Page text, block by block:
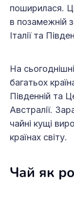
поширилася.
в позамежній
Італії та
На
багатьох
Південній та
Австралії.
чайні кущі
країнах світу.
Чай як